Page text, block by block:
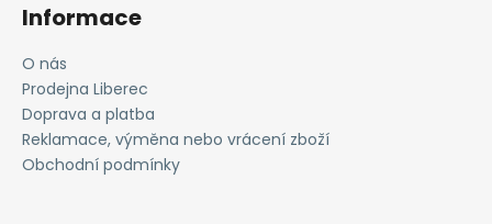
Informace
O nás
Prodejna Liberec
Doprava a platba
Reklamace, výměna nebo vrácení zboží
Obchodní podmínky